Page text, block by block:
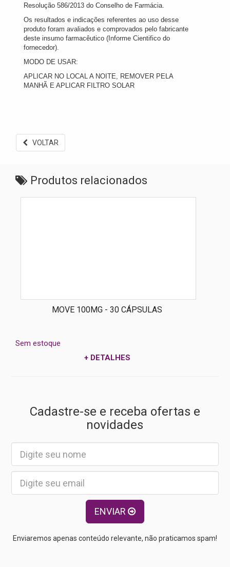
Resolução 586/2013 do Conselho de Farmácia.
Os resultados e indicações referentes ao uso desse
produto foram avaliados e comprovados pelo fabricante
deste insumo farmacêutico (Informe Cientifico do
fornecedor).
MODO DE USAR:
APLICAR NO LOCAL A NOITE, REMOVER PELA
MANHÃ E APLICAR FILTRO SOLAR
VOLTAR
Produtos relacionados
MOVE 100MG - 30 CÁPSULAS
Sem estoque
+ DETALHES
Cadastre-se e receba ofertas e
novidades
ENVIAR
Enviaremos apenas conteúdo relevante, não praticamos spam!